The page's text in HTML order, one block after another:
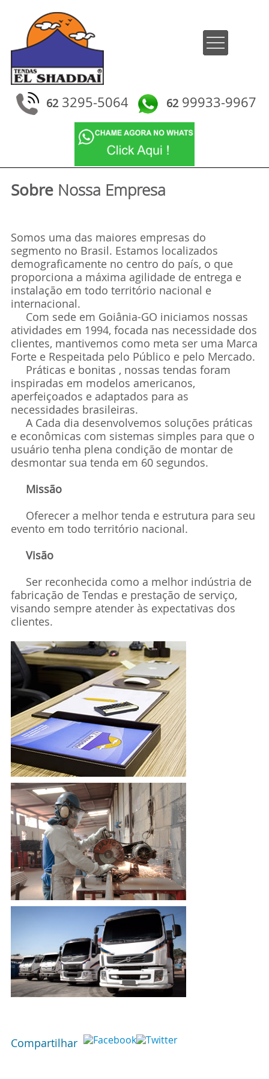
62 3295-5064 62 99933-9967
Nossa Empresa
Somos uma das maiores empresas do
segmento no Brasil. Estamos localizados
demograficamente no centro do país, o que
proporciona a máxima agilidade de entrega e
instalação em todo território nacional e
internacional.
Com sede em Goiânia-GO iniciamos nossas
atividades em 1994, focada nas necessidade dos
clientes, mantivemos como meta ser uma Marca
Forte e Respeitada pelo Público e pelo Mercado.
Práticas e bonitas , nossas tendas foram
inspiradas em modelos americanos,
aperfeiçoados e adaptados para as
necessidades brasileiras.
A Cada dia desenvolvemos soluções práticas
e econômicas com sistemas simples para que o
usuário tenha plena condição de montar de
desmontar sua tenda em 60 segundos.
Missão
Oferecer a melhor tenda e estrutura para seu
evento em todo território nacional.
Visão
Ser reconhecida como a melhor indústria de
fabricação de Tendas e prestação de serviço,
visando sempre atender às expectativas dos
clientes.
Compartilhar